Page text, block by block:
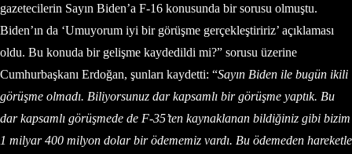
gazetecilerin Sayın Biden’a F-16 konusunda bir sorusu olmuştu.
Biden’ın da ‘Umuyorum iyi bir görüşme gerçekleştiririz’ açıklaması
oldu. Bu konuda bir gelişme kaydedildi mi?” sorusu üzerine
Cumhurbaşkanı Erdoğan, şunları kaydetti: “Sayın Biden ile bugün ikili
görüşme olmadı. Biliyorsunuz dar kapsamlı bir görüşme yaptık. Bu
dar kapsamlı görüşmede de F-35’ten kaynaklanan bildiğiniz gibi bizim
1 milyar 400 milyon dolar bir ödememiz vardı. Bu ödemeden hareketle